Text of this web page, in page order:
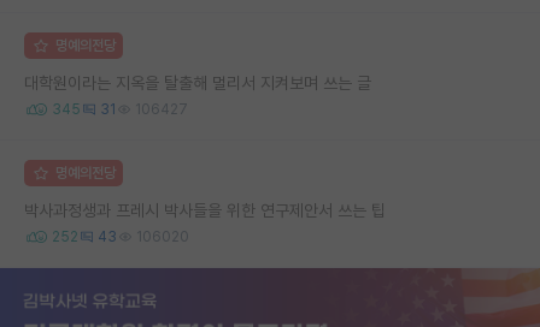
명예의전당
대학원이라는 지옥을 탈출해 멀리서 지켜보며 쓰는 글
345 31 106427
명예의전당
박사과정생과 프레시 박사들을 위한 연구제안서 쓰는 팁
252 43 106020